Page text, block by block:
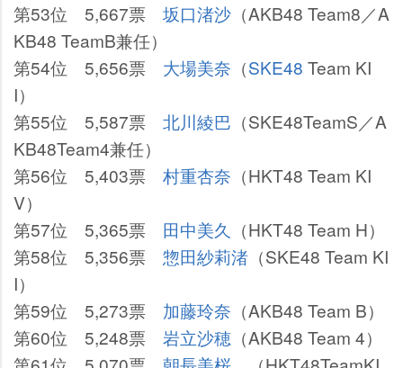
第53位 5,667票 坂口渚沙 （AKB48 Team8／A
KB48 TeamB兼任）
第54位 5,656票 大場美奈 （SKE48 Team KI
I）
第55位 5,587票 北川綾巴 （SKE48TeamS／A
KB48Team4兼任）
第56位 5,403票 村重杏奈 （HKT48 Team KI
V）
第57位 5,365票 田中美久 （HKT48 Team H）
第58位 5,356票 惣田紗莉渚 （SKE48 Team KI
I）
第59位 5,273票 加藤玲奈 （AKB48 Team B）
第60位 5,248票 立沙穂 （AKB48 Team 4）